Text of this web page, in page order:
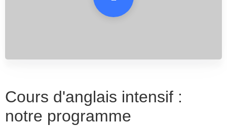
Cours d'anglais intensif :
notre programme